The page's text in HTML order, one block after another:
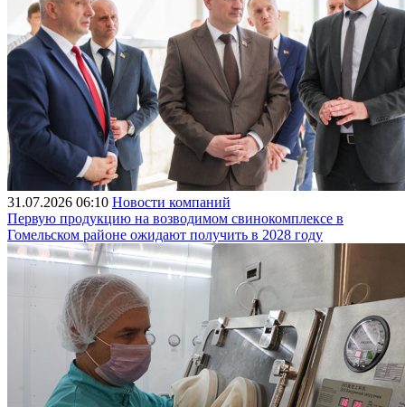
31.07.2026 06:10 Новости компаний
Первую продукцию на возводимом свинокомплексе в
Гомельском районе ожидают получить в 2028 году